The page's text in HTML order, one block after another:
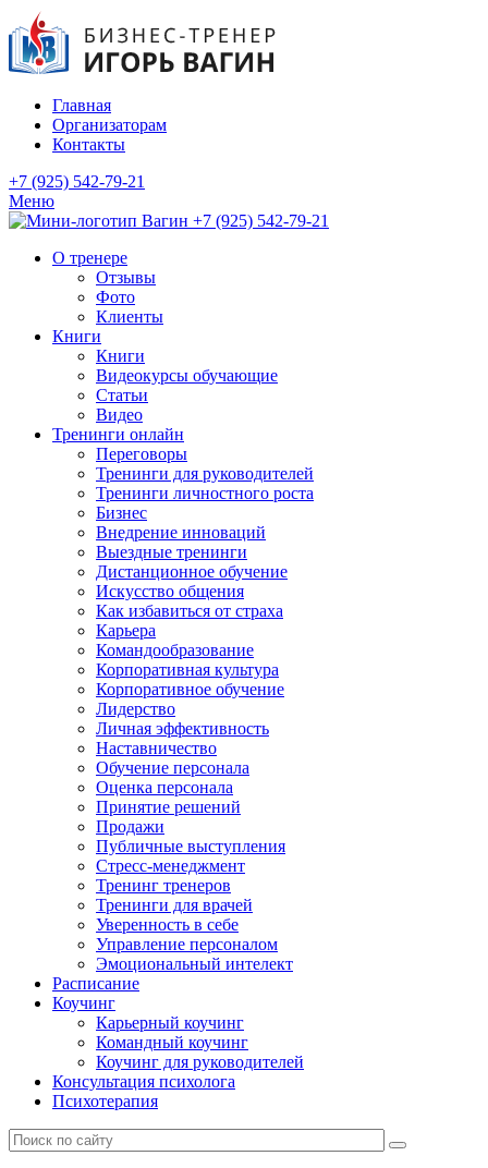
Главная
Организаторам
Контакты
+7 (925) 542-79-21
Меню
+7 (925) 542-79-21
О тренере
Отзывы
Фото
Клиенты
Книги
Книги
Видеокурсы обучающие
Статьи
Видео
Тренинги онлайн
Переговоры
Тренинги для руководителей
Тренинги личностного роста
Бизнес
Внедрение инноваций
Выездные тренинги
Дистанционное обучение
Искусство общения
Как избавиться от страха
Карьера
Командообразование
Корпоративная культура
Корпоративное обучение
Лидерство
Личная эффективность
Наставничество
Обучение персонала
Оценка персонала
Принятие решений
Продажи
Публичные выступления
Стресс-менеджмент
Тренинг тренеров
Тренинги для врачей
Уверенность в себе
Управление персоналом
Эмоциональный интелект
Расписание
Коучинг
Карьерный коучинг
Командный коучинг
Коучинг для руководителей
Консультация психолога
Психотерапия